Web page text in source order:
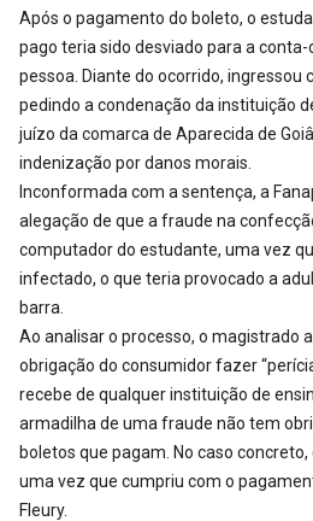
Após o pagamento do boleto, o
pago teria sido desviado para a
pessoa. Diante do ocorrido, ingressou
pedindo a condenação da instituição
juízo da comarca de Aparecida de
indenização por danos morais.
Inconformada com a sentença, a
alegação de que a fraude na
computador do estudante, uma vez
infectado, o que teria provocado a
barra.
Ao analisar o processo, o magistrado
obrigação do consumidor fazer
recebe de qualquer instituição de
armadilha de uma fraude não tem
boletos que pagam. No caso
uma vez que cumpriu com o
Fleury.